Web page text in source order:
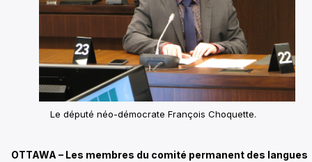
Le député néo-démocrate François Choquette.
OTTAWA – Les membres du comité permanent des langues